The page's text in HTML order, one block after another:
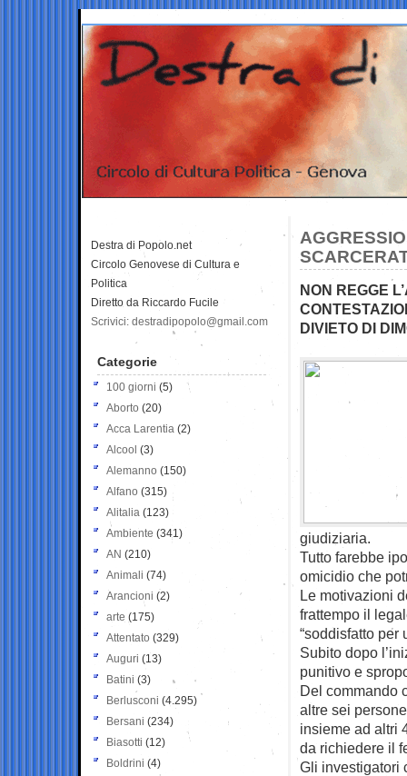
NON REGGE
DIVIETO DI
giudiziaria.
Tutto farebbe
omicidio che
Le motivazioni
frattempo il
“soddisfatto per
Subito dopo
punitivo e
Del commando
altre sei
insieme ad altri
da richiedere il
Gli investigatori
Destra di Popolo.net
Circolo Genovese di Cultura e
Politica
Diretto da Riccardo Fucile
Scrivici: destradipopolo@gmail.com
Categorie
100 giorni (5)
Aborto (20)
Acca Larentia (2)
Alcool (3)
Alemanno (150)
Alfano (315)
Alitalia (123)
Ambiente (341)
AN (210)
Animali (74)
Arancioni (2)
arte (175)
Attentato (329)
Auguri (13)
Batini (3)
Berlusconi (4.295)
Bersani (234)
Biasotti (12)
Boldrini (4)